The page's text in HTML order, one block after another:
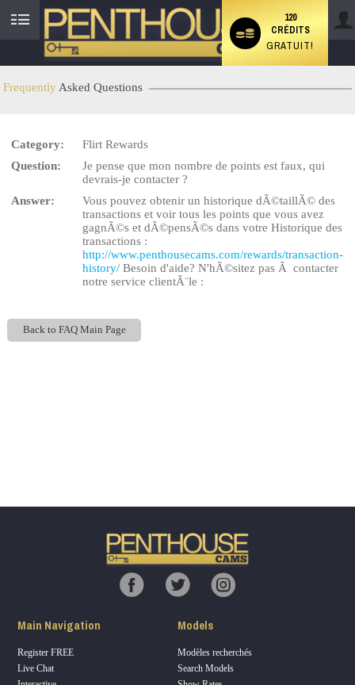
User
status
120
CRÉDITS
GRATUIT!
Frequently Asked Questions
Category:
Flirt Rewards
Question:
Je pense que mon nombre de points est faux, qui
devrais-je contacter ?
Answer:
Vous pouvez obtenir un historique dÃ©taillÃ© des
transactions et voir tous les points que vous avez
gagnÃ©s et dÃ©pensÃ©s dans votre Historique des
transactions :
http://www.penthousecams.com/rewards/transaction-
history/ Besoin d'aide? N'hÃ©sitez pas Ã contacter
notre service clientÃ¨le :
Back to FAQ Main Page
Main Navigation
Register FREE
Live Chat
Models
Modèles recherchés
Search Models
LIMITED TIME OFFER!
120
F
R
E
E
C
R
E
DI
T
S